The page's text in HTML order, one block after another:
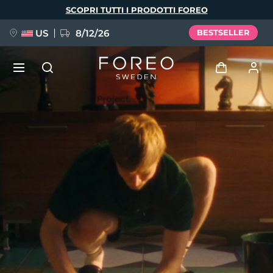
SCOPRI TUTTI I PRODOTTI FOREO
US 8/12/26 BESTSELLER
Accedi
I miei dispositivi
I miei ordini
I miei indirizzi
I miei abbonamenti
FAQ™ Pure Beauty-Tech Elixir
issa™ Teeth Whitening Set
Deutsch
Español
Français
Italiano
Português
Svenska
Русский
简体中文 繁體中文